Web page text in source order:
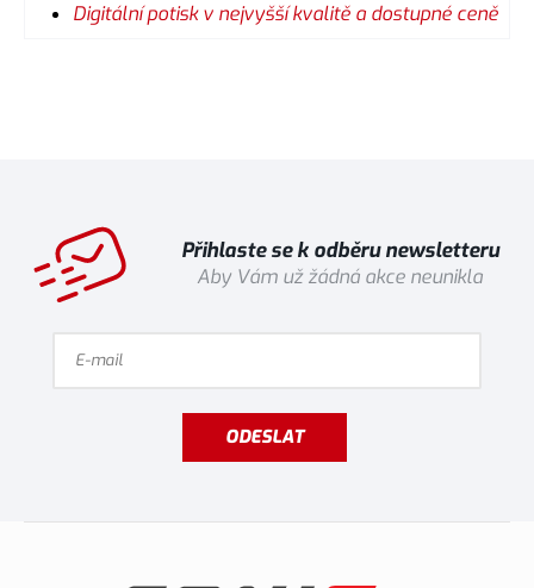
Digitální potisk v nejvyšší kvalitě a dostupné ceně
Přihlaste se k odběru newsletteru
Aby Vám už žádná akce neunikla
ODESLAT